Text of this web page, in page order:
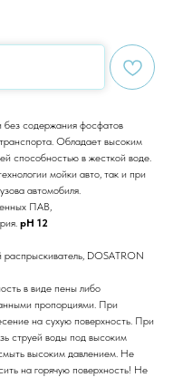
без содержания фосфатов
Обладает высоким
способностью в жесткой воде.
мойки авто, так и при
автомобиля.
ПАВ,
pH 12
DOSATRON
в виде пены либо
пропорциями. При
на сухую поверхность. При
струей воды под высоким
высоким давлением. Не
на горячую поверхность! Не